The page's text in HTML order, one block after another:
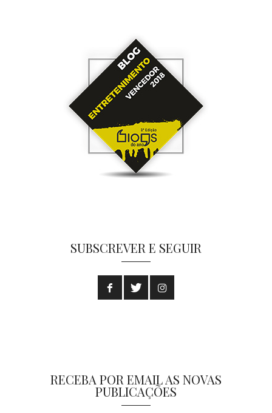
SUBSCREVER E SEGUIR
RECEBA POR EMAIL AS NOVAS
PUBLICAÇÕES